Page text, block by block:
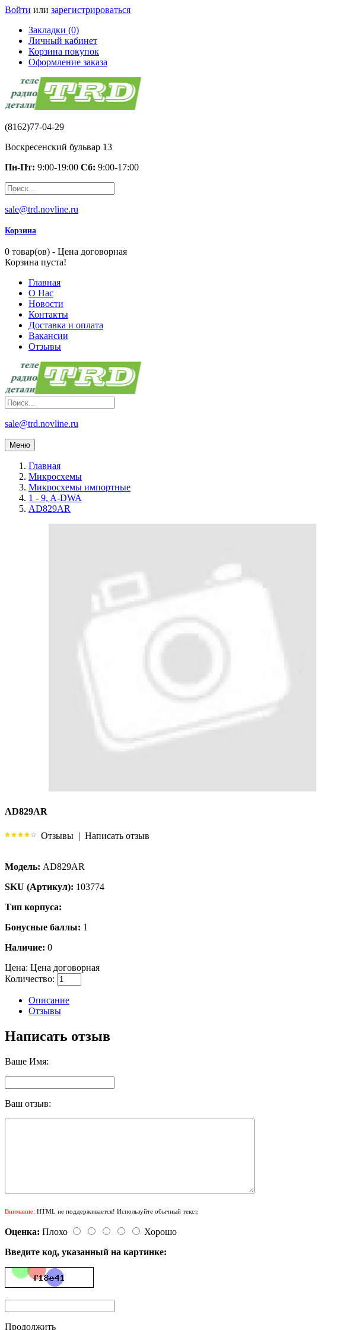
Войти или зарегистрироваться
Закладки (0)
Личный кабинет
Корзина покупок
Оформление заказа
(8162)77-04-29
Воскресенский бульвар 13
Пн-Пт: 9:00-19:00 Сб: 9:00-17:00
sale@trd.novline.ru
Корзина
0 товар(ов) - Цена договорная
Корзина пуста!
Главная
О Нас
Новости
Контакты
Доставка и оплата
Вакансии
Отзывы
sale@trd.novline.ru
Меню
Главная
Микросхемы
Микросхемы импортные
1 - 9, A-DWA
AD829AR
AD829AR
Отзывы | Написать отзыв
Модель: AD829AR
SKU (Артикул): 103774
Тип корпуса:
Бонусные баллы: 1
Наличие: 0
Цена: Цена договорная
Количество:
Описание
Отзывы
Написать отзыв
Ваше Имя:
Ваш отзыв:
Внимание: HTML не поддерживается! Используйте обычный текст.
Оценка: Плохо
Хорошо
Введите код, указанный на картинке:
Продолжить